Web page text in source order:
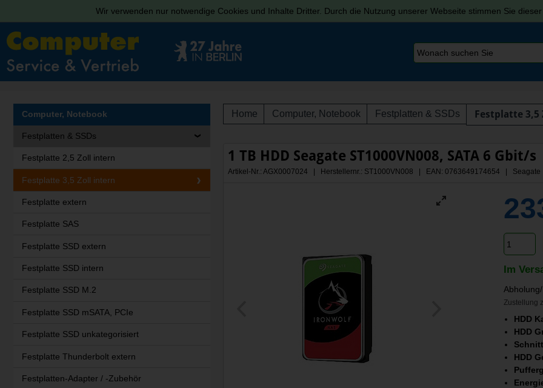
Wir verwenden nur notwendige Cookies und Inhalte Dritter. Durch die Nutzung unserer Webseite stimmen Sie dieser
Home Computer, Notebook Festplatten & SSDs Festplatte
1 TB HDD Seagate ST1000VN008, SATA 6 Gbit/s
Artikel-Nr.: AGX0007024 | Herstellernr.: ST1000VN008 | EAN: 0763649174654 | Seagate
Im
Zustellung
HDD
HDD
HDD
Computer, Notebook
Festplatten & SSDs
Festplatte 2,5 Zoll intern
Festplatte 3,5 Zoll intern
Festplatte extern
Festplatte SAS
Festplatte SSD extern
Festplatte SSD intern
Festplatte SSD M.2
Festplatte SSD mSATA, PCIe
Festplatte SSD unkategorisiert
Festplatte Thunderbolt extern
Festplatten-Adapter / -Zubehör